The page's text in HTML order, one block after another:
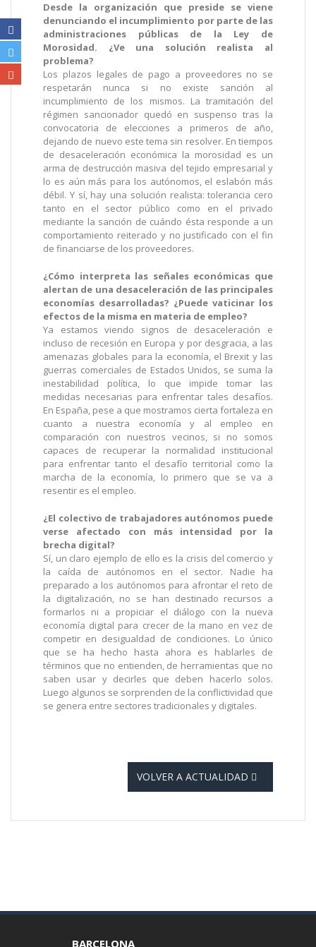
Desde la organización que preside se viene
denunciando el incumplimiento por parte de las
administraciones públicas de la Ley de
Morosidad. ¿Ve una solución realista al
problema?
Los plazos legales de pago a proveedores no se
respetarán nunca si no existe sanción al
incumplimiento de los mismos. La tramitación del
régimen sancionador quedó en suspenso tras la
convocatoria de elecciones a primeros de año,
dejando de nuevo este tema sin resolver. En tiempos
de desaceleración económica la morosidad es un
arma de destrucción masiva del tejido empresarial y
lo es aún más para los autónomos, el eslabón más
débil. Y sí, hay una solución realista: tolerancia cero
tanto en el sector público como en el privado
mediante la sanción de cuándo ésta responde a un
comportamiento reiterado y no justificado con el fin
de financiarse de los proveedores.
¿Cómo interpreta las señales económicas que
alertan de una desaceleración de las principales
economías desarrolladas? ¿Puede vaticinar los
efectos de la misma en materia de empleo?
Ya estamos viendo signos de desaceleración e
incluso de recesión en Europa y por desgracia, a las
amenazas globales para la economía, el Brexit y las
guerras comerciales de Estados Unidos, se suma la
inestabilidad política, lo que impide tomar las
medidas necesarias para enfrentar tales desafíos.
En España, pese a que mostramos cierta fortaleza en
cuanto a nuestra economía y al empleo en
comparación con nuestros vecinos, si no somos
capaces de recuperar la normalidad institucional
para enfrentar tanto el desafío territorial como la
marcha de la economía, lo primero que se va a
resentir es el empleo.
¿El colectivo de trabajadores autónomos puede
verse afectado con más intensidad por la
brecha digital?
Sí, un claro ejemplo de ello es la crisis del comercio y
la caída de autónomos en el sector. Nadie ha
preparado a los autónomos para afrontar el reto de
la digitalización, no se han destinado recursos a
formarlos ni a propiciar el diálogo con la nueva
economía digital para crecer de la mano en vez de
competir en desigualdad de condiciones. Lo único
que se ha hecho hasta ahora es hablarles de
términos que no entienden, de herramientas que no
saben usar y decirles que deben hacerlo solos.
Luego algunos se sorprenden de la conflictividad que
se genera entre sectores tradicionales y digitales.
VOLVER A ACTUALIDAD
BARCELONA